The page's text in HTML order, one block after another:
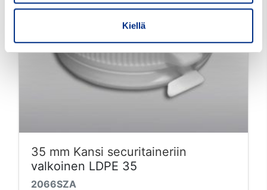
Kiellä
35 mm Kansi securitaineriin
valkoinen LDPE 35
2066SZA